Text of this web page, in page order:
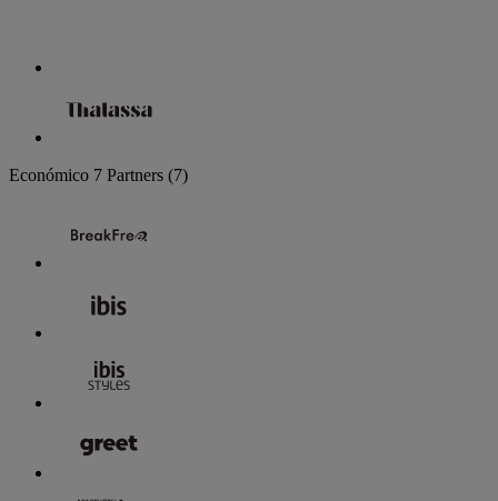
Económico 7 Partners (7)